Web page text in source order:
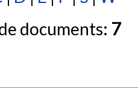
documents: 7